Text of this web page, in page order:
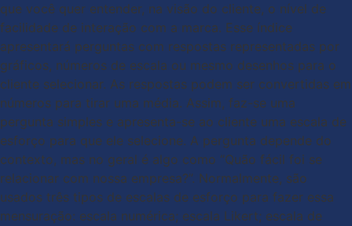
que você quer entender, na visão do cliente, o nível de
facilidade de interação com a marca. Esse índice
apresentará perguntas com respostas representadas por
gráficos, números de escala ou mesmo desenhos para o
cliente selecionar. As respostas podem ser convertidas em
números para tirar uma média. Assim, faz-se uma
pergunta simples e apresenta-se ao cliente uma escala de
esforço para que ele selecione. A pergunta depende do
contexto, mas no geral é algo como “Quão fácil foi se
relacionar com nossa empresa?”. Normalmente, são
usados três tipos de escalas de esforço para fazer essa
mensuração: escala numérica; escala Likert; escala de